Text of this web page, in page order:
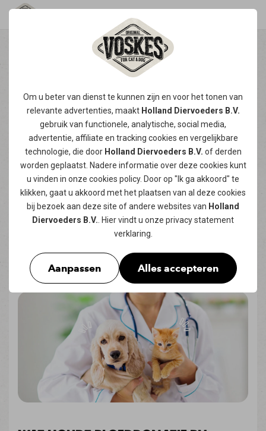
Om u beter van dienst te kunnen zijn en voor het tonen van
relevante advertenties, maakt Holland Diervoeders B.V.
gebruik van functionele, analytische, social media,
advertentie, affiliate en tracking cookies en vergelijkbare
technologie, die door Holland Diervoeders B.V. of derden
worden geplaatst. Nadere informatie over deze cookies kunt
u vinden in onze cookies policy. Door op "Ik ga akkoord" te
klikken, gaat u akkoord met het plaatsen van al deze cookies
bij bezoek aan deze site of andere websites van Holland
Diervoeders B.V. . Hier vindt u onze privacy statement
verklaring.
Aanpassen Alles accepteren
EEN “BLOEDSERIEUS” GESPREK
MET PROF. DR. DOMINIQUE PAEPE
(UGENT) OVER BLOEDDONATIE BIJ
HUISDIEREN
“Bloed geven doet leven” geldt ook voor
honden en katten. Dagelijks krijgen zieke of
gewonde viervoeters een tweede kans dankzij
een bloed- of plasmatransfusie. Maar wist je
dat ook jouw hartendief daarbij het verschil
kan maken? Wij spraken prof. dr.Dominique
Paepe van de Faculteit Diergeneeskunde
van de Universiteit Gentover hoe
bloeddonatie bij huisdieren precies werkt en
waarom donoren zo belangrijk zijn.